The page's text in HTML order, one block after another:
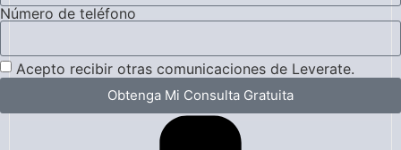
Número de teléfono
Acepto recibir otras comunicaciones de Leverate.
Obtenga Mi Consulta Gratuita